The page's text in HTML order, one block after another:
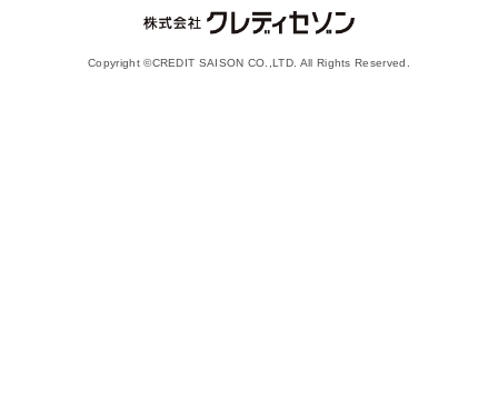
Copyright ©CREDIT SAISON CO.,LTD. All Rights Reserved.